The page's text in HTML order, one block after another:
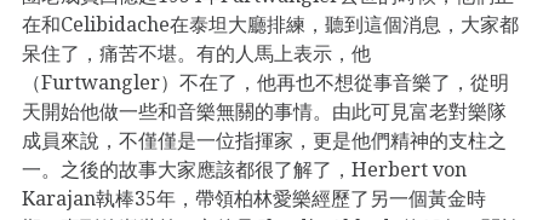
在和Celibidache在泰坦大廳排練，聽到這個消息，大家都
呆住了，痛苦不堪。有的人馬上表示，他
（Furtwangler）不在了，他再也不想從事音樂了，從明
天開始他做一些和音樂無關的事情。由此可見富老對樂隊
成員來說，不僅僅是一位指揮家，更是他們精神的支柱之
一。之後的故事大家應該都很了解了，Herbert von
Karajan執棒35年，帶領柏林愛樂經歷了另一個黃金時